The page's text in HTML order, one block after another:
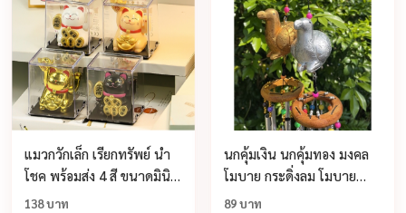
แมวกวักเล็ก เรียกทรัพย์ นำ
โชค พร้อมส่ง 4 สี ขนาดมินิ
พลังงานแสงอาทิตย์ ไม่ต้อง
138 บาท
นกคุ้มเงิน นกคุ้มทอง มงคล
โมบาย กระดิ่งลม โมบาย
มงคล
89 บาท